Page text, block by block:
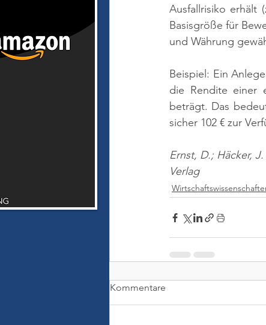
Ausfallrisiko erhält
Basisgröße für
und Währung
Beispiel: Ein
die Rendite einer
beträgt. Das
sicher 102 € zur
Ernst, D.; Häcker,
Verlag
Kommentare